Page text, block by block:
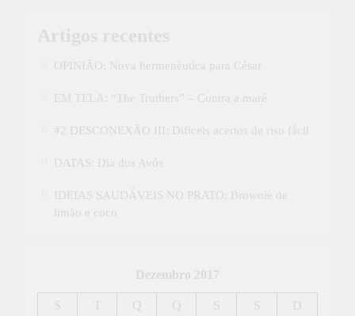
OPINIÃO: Nova hermenêutica para César
EM TELA: “The Truthers” – Contra a maré
#2 DESCONEXÃO III: Difíceis acertos de riso fácil
DATAS: Dia dos Avós
IDEIAS SAUDÁVEIS NO PRATO: Brownie de
limão e coco
Dezembro 2017
S T Q Q S S
D